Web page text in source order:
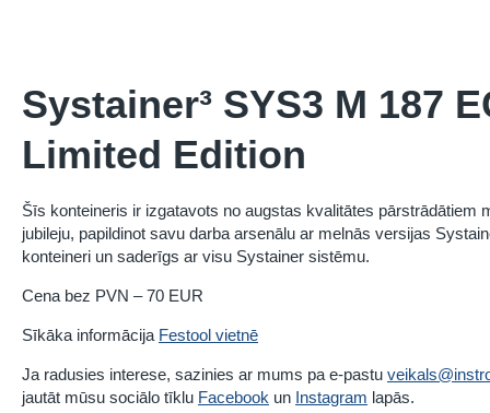
Systainer³ SYS3 M 187
Limited Edition
Šīs konteineris ir izgatavots no augstas kvalitātes pārstrādātiem
jubileju, papildinot savu darba arsenālu ar melnās versijas
konteineri un saderīgs ar visu Systainer sistēmu.
Cena bez PVN – 70 EUR
Sīkāka informācija Festool vietnē
Ja radusies interese, sazinies ar mums pa e-pastu
jautāt mūsu sociālo tīklu Facebook un Instagram lapās.